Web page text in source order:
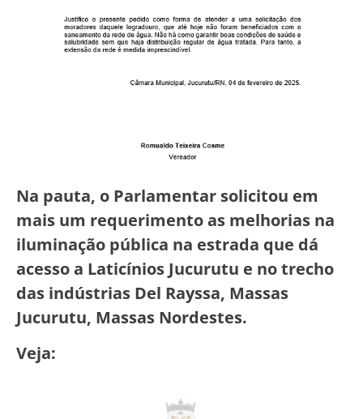
Na pauta, o Parlamentar solicitou em
mais um requerimento as melhorias na
iluminação pública na estrada que dá
acesso a Laticínios Jucurutu e no trecho
das indústrias Del Rayssa, Massas
Jucurutu, Massas Nordestes.
Veja: